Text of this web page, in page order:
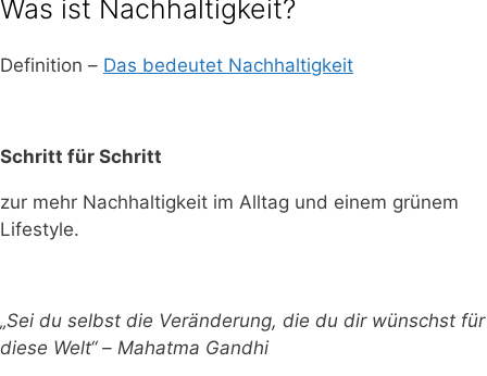
Was ist Nachhaltigkeit?
Definition – Das bedeutet Nachhaltigkeit
Schritt für Schritt
zur mehr Nachhaltigkeit im Alltag und einem grünem
Lifestyle.
„Sei du selbst die Veränderung, die du dir wünschst für
diese Welt“ – Mahatma Gandhi